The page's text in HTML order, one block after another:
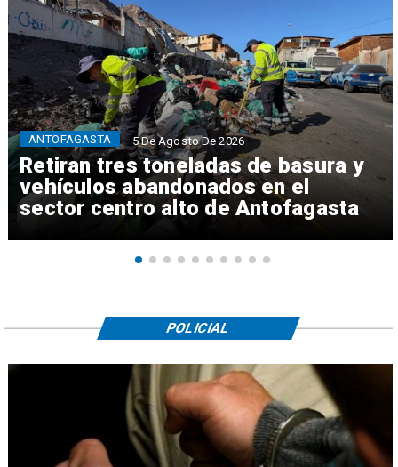
Retiran tres toneladas de basura y
vehículos abandonados en el
sector centro alto de Antofagasta
ANTOFAGASTA 5 De Agosto De 2026
POLICIAL